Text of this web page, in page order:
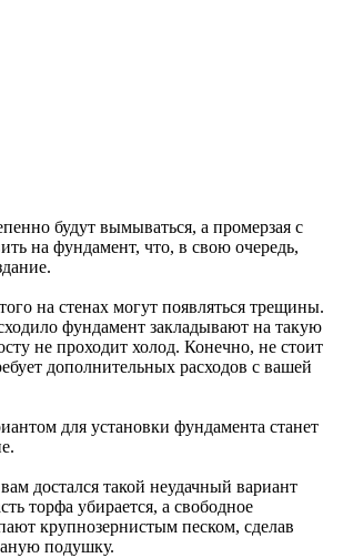
будут вымываться, а промерзая с
на фундамент, что, в свою очередь,
на стенах могут появляться трещины.
фундамент закладывают на такую
не проходит холод. Конечно, не стоит
дополнительных расходов с вашей
для установки фундамента станет
достался такой неудачный вариант
торфа убирается, а свободное
крупнозернистым песком, сделав
подушку.